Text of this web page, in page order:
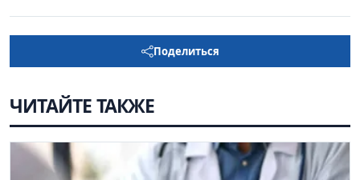
Поделиться
ЧИТАЙТЕ ТАКЖЕ